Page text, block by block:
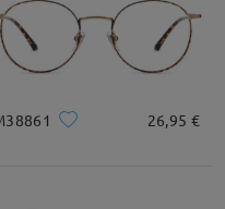
26,95 €